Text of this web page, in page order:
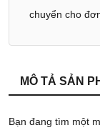
chuyển cho
MÔ TẢ SẢN
Bạn đang tìm một